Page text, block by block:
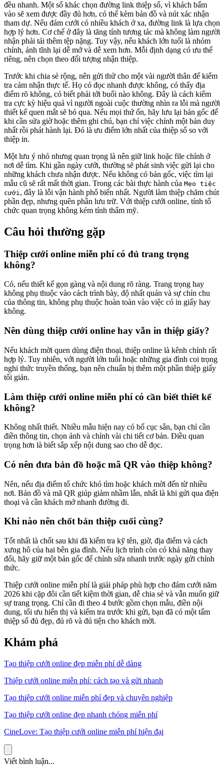
đều nhanh. Một số khác chọn đường link thiệp số, vì khách bấm
vào sẽ xem được đầy đủ hơn, có thể kèm bản đồ và nút xác nhận
tham dự. Nếu đám cưới có nhiều khách ở xa, đường link là lựa chọn
hợp lý hơn. Cơ chế ở đây là tăng tính tương tác mà không làm người
nhận phải tải thêm tệp nặng. Tuy vậy, nếu khách lớn tuổi là nhóm
chính, ảnh tĩnh lại dễ mở và dễ xem hơn. Mỗi định dạng có ưu thế
riêng, nên chọn theo đối tượng nhận thiệp.
Trước khi chia sẻ rộng, nên gửi thử cho một vài người thân để kiểm
tra cảm nhận thực tế. Họ có đọc nhanh được không, có thấy địa
điểm rõ không, có biết phải tới buổi nào không. Đây là cách kiểm
tra cực kỳ hiệu quả vì người ngoài cuộc thường nhìn ra lỗi mà người
thiết kế quen mắt sẽ bỏ qua. Nếu mọi thứ ổn, hãy lưu lại bản gốc để
khi cần sửa giờ hoặc thêm ghi chú, bạn chỉ việc chỉnh một bản duy
nhất rồi phát hành lại. Đó là ưu điểm lớn nhất của thiệp số so với
thiệp in.
Một lưu ý nhỏ nhưng quan trọng là nên giữ link hoặc file chính ở
nơi dễ tìm. Khi gần ngày cưới, thường sẽ phát sinh việc gửi lại cho
những khách chưa nhận được. Nếu không có bản gốc, việc tìm lại
mẫu cũ sẽ rất mất thời gian. Trong các bài thực hành của Mẹo tiệc
cưới , đây là lỗi vận hành phổ biến nhất. Người làm thiệp chăm chút
phần đẹp, nhưng quên phần lưu trữ. Với thiệp cưới online, tính tổ
chức quan trọng không kém tính thẩm mỹ.
Câu hỏi thường gặp
Thiệp cưới online miễn phí có đủ trang trọng
không?
Có, nếu thiết kế gọn gàng và nội dung rõ ràng. Trang trọng hay
không phụ thuộc vào cách trình bày, độ nhất quán và sự chỉn chu
của thông tin, không phụ thuộc hoàn toàn vào việc có in giấy hay
không.
Nên dùng thiệp cưới online hay vẫn in thiệp giấy?
Nếu khách mời quen dùng điện thoại, thiệp online là kênh chính rất
hợp lý. Tuy nhiên, với người lớn tuổi hoặc những gia đình coi trọng
nghi thức truyền thống, bạn nên chuẩn bị thêm một phần thiệp giấy
tối giản.
Làm thiệp cưới online miễn phí có cần biết thiết kế
không?
Không nhất thiết. Nhiều mẫu hiện nay có bố cục sẵn, bạn chỉ cần
điền thông tin, chọn ảnh và chỉnh vài chi tiết cơ bản. Điều quan
trọng hơn là biết sắp xếp nội dung sao cho dễ đọc.
Có nên đưa bản đồ hoặc mã QR vào thiệp không?
Nên, nếu địa điểm tổ chức khó tìm hoặc khách mời đến từ nhiều
nơi. Bản đồ và mã QR giúp giảm nhầm lẫn, nhất là khi gửi qua điện
thoại và cần khách mở nhanh đường đi.
Khi nào nên chốt bản thiệp cuối cùng?
Tốt nhất là chốt sau khi đã kiểm tra kỹ tên, giờ, địa điểm và cách
xưng hô của hai bên gia đình. Nếu lịch trình còn có khả năng thay
đổi, hãy giữ một bản gốc để chỉnh sửa nhanh trước ngày gửi chính
thức.
Thiệp cưới online miễn phí là giải pháp phù hợp cho đám cưới năm
2026 khi cặp đôi cần tiết kiệm thời gian, dễ chia sẻ và vẫn muốn giữ
sự trang trọng. Chỉ cần đi theo 4 bước gồm chọn mẫu, điền nội
dung, tối ưu hiển thị và kiểm tra trước khi gửi, bạn đã có một tấm
thiệp số đủ đẹp, đủ rõ và đủ tiện cho khách mời.
Khám phá
Tạo thiệp cưới online đẹp miễn phí dễ dàng
Thiệp cưới online miễn phí: cách tạo và gửi nhanh
Tạo thiệp cưới online miễn phí đẹp và chuyên nghiệp
Tạo thiệp cưới online đẹp nhanh chóng miễn phí
CineLove: Tạo thiệp cưới online miễn phí hiện đại
Viết bình luận...